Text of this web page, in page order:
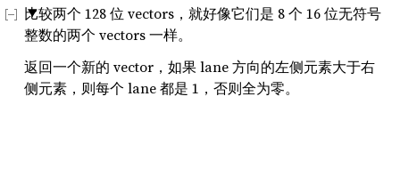
比较两个 128 位 vectors，就好像它们是 8 个 16 位无符号
整数的两个 vectors 一样。
返回一个新的 vector，如果 lane 方向的左侧元素大于右
侧元素，则每个 lane 都是 1，否则全为零。